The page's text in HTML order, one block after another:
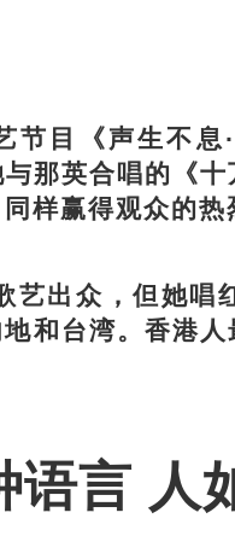
目《声生不息·
那英合唱的《
样赢得观众的热
出众，但她唱
和台湾。香港
语言 人